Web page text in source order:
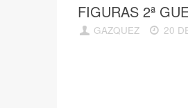
FIGURAS 2ª
GAZQUEZ 20